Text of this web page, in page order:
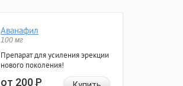
Аванафил
100 мг
Препарат для усиления эрекции
нового поколения!
от 200Р